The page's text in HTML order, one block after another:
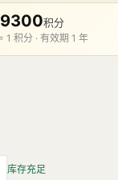
积分
1 积分 · 有效期 1 年
库存充足